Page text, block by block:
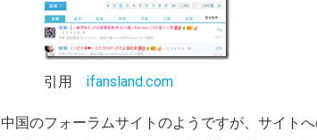
引用 ifansland.com
中国のフォーラムサイトのようですが、サイト